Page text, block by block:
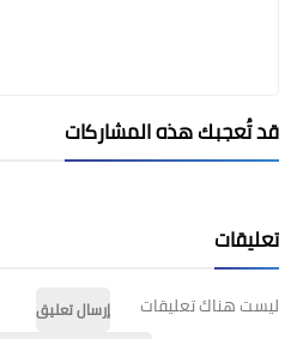
قد تُعجبك هذه المشاركات
تعليقات
ليست هناك تعليقات
إرسال تعليق